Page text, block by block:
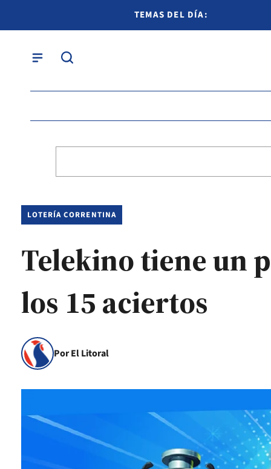
TEMAS DEL DÍA:
LOTERÍA CORRENTINA
Telekino tiene un
los 15 aciertos
Por El Litoral